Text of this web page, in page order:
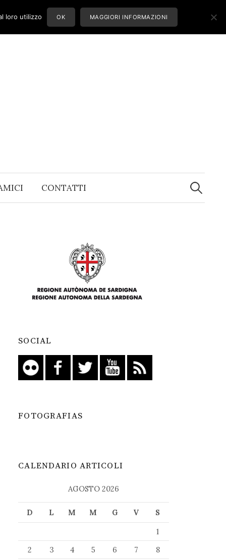
CONTATTI
Ricerca
per:
SOCIAL
FOTOGRAFIAS
CALENDARIO ARTICOLI
AGOSTO 2026
D L M M G V
S
1
2
3 4 5 6 7
8
loro utilizzo OK MAGGIORI INFORMAZIONI